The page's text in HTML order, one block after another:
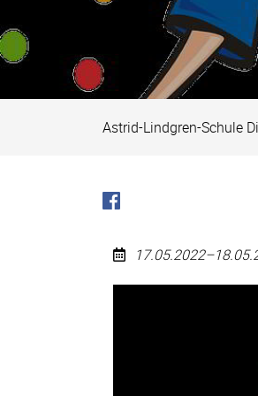
Astrid-Lindgren-Schule